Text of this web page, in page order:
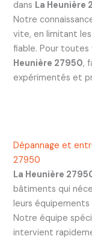
dans La Heunière
Notre
vite, en limitant
fiable. Pour toutes
Heunière 27950,
expérimentés et
Dépannage et
27950
La Heunière
bâtiments qui
leurs
Notre équipe
intervient